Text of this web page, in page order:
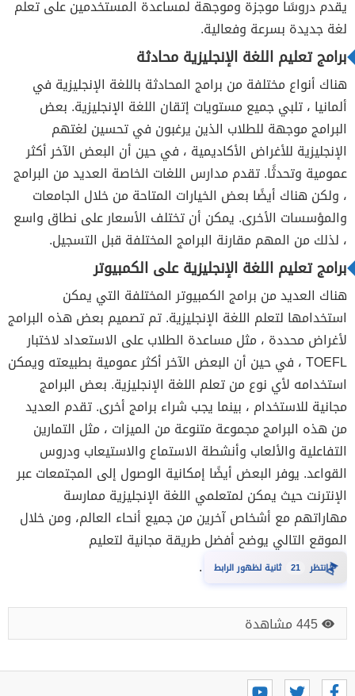
يقدم دروسًا موجزة وموجهة لمساعدة المستخدمين على تعلم
لغة جديدة بسرعة وفعالية.
برامج تعليم اللغة الإنجليزية محادثة
هناك أنواع مختلفة من برامج المحادثة باللغة الإنجليزية في
ألمانيا ، تلبي جميع مستويات إتقان اللغة الإنجليزية. بعض
البرامج موجهة للطلاب الذين يرغبون في تحسين لغتهم
الإنجليزية للأغراض الأكاديمية ، في حين أن البعض الآخر أكثر
عمومية وتحدثًا. تقدم مدارس اللغات الخاصة العديد من البرامج
، ولكن هناك أيضًا بعض الخيارات المتاحة من خلال الجامعات
والمؤسسات الأخرى. يمكن أن تختلف الأسعار على نطاق واسع
، لذلك من المهم مقارنة البرامج المختلفة قبل التسجيل.
برامج تعليم اللغة الإنجليزية على الكمبيوتر
هناك العديد من برامج الكمبيوتر المختلفة التي يمكن
استخدامها لتعلم اللغة الإنجليزية. تم تصميم بعض هذه البرامج
لأغراض محددة ، مثل مساعدة الطلاب على الاستعداد لاختبار
TOEFL ، في حين أن البعض الآخر أكثر عمومية بطبيعته ويمكن
استخدامه لأي نوع من تعلم اللغة الإنجليزية. بعض البرامج
مجانية للاستخدام ، بينما يجب شراء برامج أخرى. تقدم العديد
من هذه البرامج مجموعة متنوعة من الميزات ، مثل التمارين
التفاعلية والألعاب وأنشطة الاستماع والاستيعاب ودروس
القواعد. يوفر البعض أيضًا إمكانية الوصول إلى المجتمعات عبر
الإنترنت حيث يمكن لمتعلمي اللغة الإنجليزية ممارسة
مهاراتهم مع أشخاص آخرين من جميع أنحاء العالم، ومن خلال
الموقع التالي يوضح أفضل طريقة مجانية لتعليم
⏳انتظر 20 ثانية لظهور الرابط .
445 مشاهدة